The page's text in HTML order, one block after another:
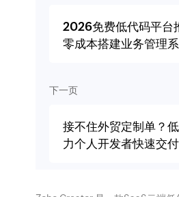
2026免费低代码平台
零成本搭建业务管理
下一页
接不住外贸定制单？
力个人开发者快速交付